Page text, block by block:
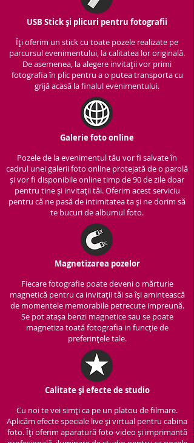
USB Stick și plicuri pentru fotografii
Îți oferim un stick cu toate pozele realizate pe
parcursul evenimentului, la calitatea lor originală.
De asemenea, la alegere invitații vor primi
fotografia în plic pentru a o putea transporta cu
grijă acasă la finalul evenimentului.
Galerie foto online
Pozele de la evenimentul tău vor fi salvate în
cadrul unei galerii foto online protejată de o parolă
și vor fi disponibile online timp de 90 de zile doar
pentru tine și invitații tăi. Oferim acest serviciu
pentru că ne pasă de intimitatea ta și ne dorim să
te bucuri de albumul foto.
Magnetizarea pozelor
Fiecare fotografie poate deveni o mărturie
magnetică pentru ca invitații tăi sa își amintească
de momentele memorabile petrecute impreună.
Se pot atașa benzi magnetice sau se poate
magnetiza toată fotografia in funcție de
preferințele tale.
Calitate și efecte de studio
Cu noi te vei simți ca pe un platou de filmare.
Aplicăm efecte speciale live și virtual pentru cabina
foto. Îți oferim aparatură foto-video și imprimantă